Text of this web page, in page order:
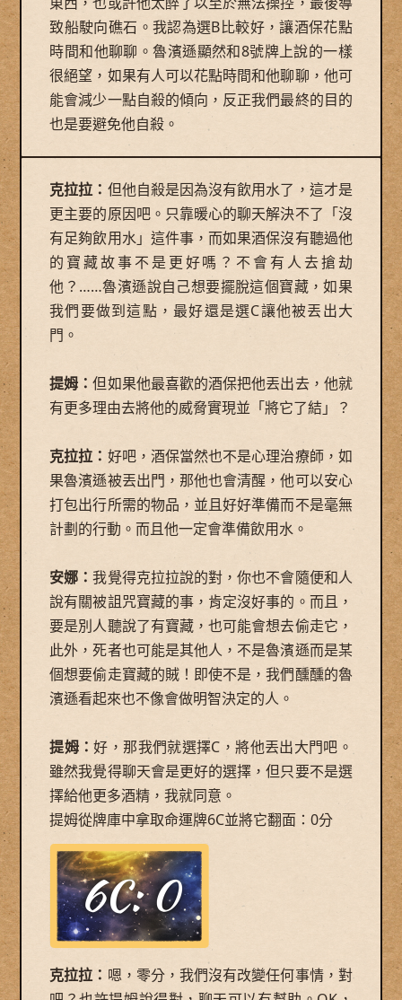
致船駛向礁石。我認為選B比較好，讓酒保花點
時間和他聊聊。魯濱遜顯然和8號牌上說的一樣
很絕望，如果有人可以花點時間和他聊聊，他可
能會減少一點自殺的傾向，反正我們最終的目的
也是要避免他自殺。
克拉拉： 但他自殺是因為沒有飲用水了，這才是
更主要的原因吧。只靠暖心的聊天解決不了「沒
有足夠飲用水」這件事，而如果酒保沒有聽過他
的寶藏故事不是更好嗎？不會有人去搶劫
他？……魯濱遜說自己想要擺脫這個寶藏，如果
我們要做到這點，最好還是選C讓他被丟出大
門。
提姆：但如果他最喜歡的酒保把他丟出去，他就
有更多理由去將他的威脅實現並「將它了結」？
克拉拉： 好吧，酒保當然也不是心理治療師，如
果魯濱遜被丟出門，那他也會清醒，他可以安心
打包出行所需的物品，並且好好準備而不是毫無
計劃的行動。而且他一定會準備飲用水。
安娜：我覺得克拉拉說的對，你也不會隨便和人
說有關被詛咒寶藏的事，肯定沒好事的。而且，
要是別人聽說了有寶藏，也可能會想去偷走它，
此外，死者也可能是其他人，不是魯濱遜而是某
個想要偷走寶藏的賊！即使不是，我們醺醺的魯
濱遜看起來也不像會做明智決定的人。
提姆：好，那我們就選擇C，將他丟出大門吧。
雖然我覺得聊天會是更好的選擇，但只要不是選
擇給他更多酒精，我就同意。
提姆從牌庫中拿取命運牌6C並將它翻面：0分
克拉拉： 嗯，零分，我們沒有改變任何事情，對